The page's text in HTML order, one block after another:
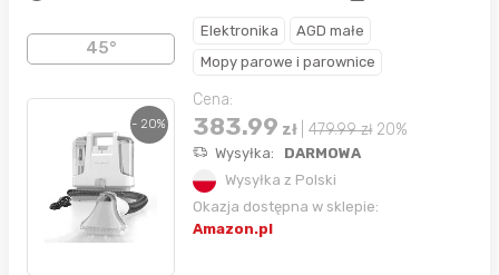
45°
Elektronika
AGD małe
Mopy parowe i parownice
- 20%
Cena:
383.99 zł 479.99zł 20%
Wysyłka:
DARMOWA
Wysyłka z Polski
Okazja dostępna w sklepie:
Amazon.pl